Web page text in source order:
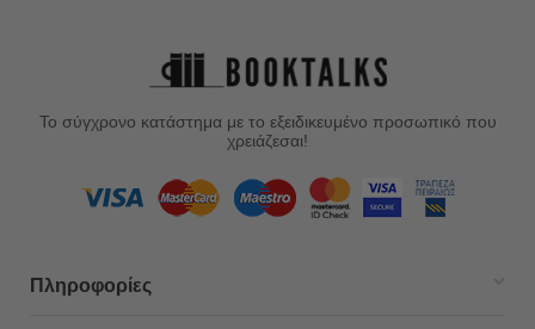
Το σύγχρονο κατάστημα με το εξειδικευμένο προσωπικό που
χρειάζεσαι!
Πληροφορίες